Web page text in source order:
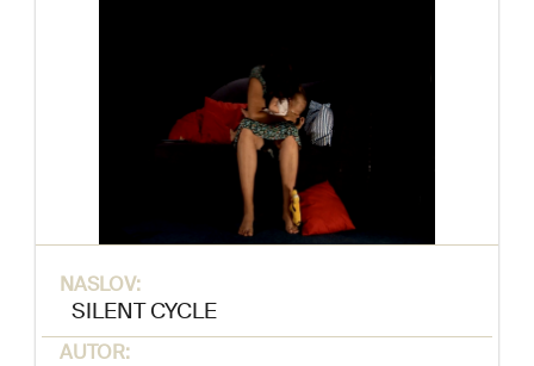
NASLOV:
SILENT CYCLE
AUTOR: